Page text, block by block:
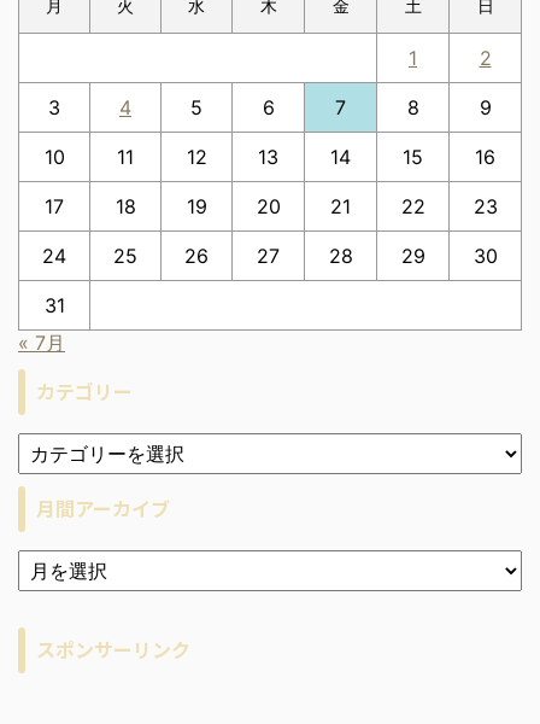
月 火 水 木 金 土 日
1 2
3 4 5 6 7 8 9
10 11 12 13 14 15 16
17 18 19 20 21 22 23
24 25 26 27 28 29 30
31
« 7月
カテゴリー
月間アーカイブ
ア
ー
ブ
スポンサーリンク